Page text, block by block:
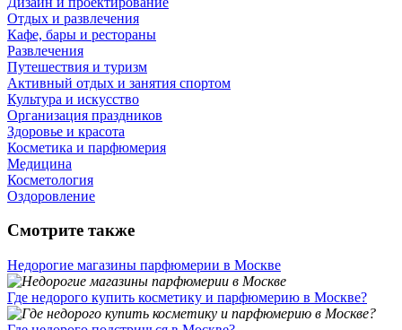
Отдых и развлечения
Кафе, бары и рестораны
Развлечения
Путешествия и туризм
Активный отдых и занятия спортом
Культура и искусство
Организация праздников
Здоровье и красота
Косметика и парфюмерия
Медицина
Косметология
Оздоровление
Смотрите также
Недорогие магазины парфюмерии в Москве
Где недорого купить косметику и парфюмерию в Москве?